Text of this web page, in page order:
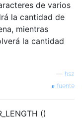
de varios
la cantidad de
mientras
la cantidad
hsz
fuente
()